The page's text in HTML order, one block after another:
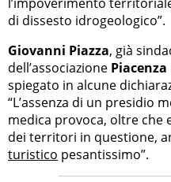
di dissesto idrogeologico”.
Giovanni Piazza, già
dell’associazione
spiegato in alcune
“L’assenza di un presidio
medica provoca, oltre
dei territori in questione,
turistico pesantissimo”.